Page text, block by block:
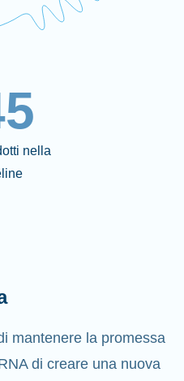
nella
mantenere la promessa
di creare una nuova